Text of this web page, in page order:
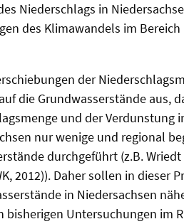
Niederschlags in
des Klimawandels im
der
die Grundwasserstände aus,
und der Verdunstung
nur wenige und regional
durchgeführt (z.B. Wriedt
2012)). Daher sollen in dieser
in Niedersachsen
Untersuchungen im